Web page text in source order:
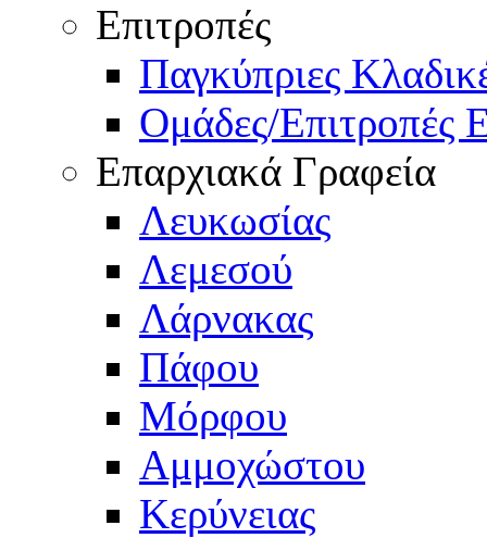
Επιτροπές
Παγκύπριες
Ομάδες/Επιτροπές
Επαρχιακά Γραφεία
Λευκωσίας
Λεμεσού
Λάρνακας
Πάφου
Μόρφου
Αμμοχώστου
Κερύνειας